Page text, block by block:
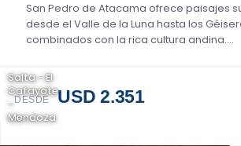
San Pedro de Atacama ofrece paisajes
desde el Valle de la Luna hasta los
combinados con la rica cultura andina....
DESDE USD 2.351
Salta - El
Cafayate
-
Mendoza